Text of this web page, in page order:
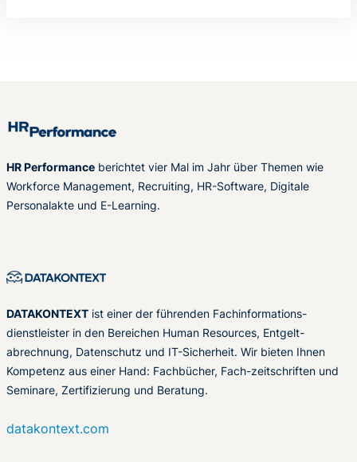
HR Performance berichtet vier Mal im Jahr über Themen wie
Workforce Management, Recruiting, HR-Software, Digitale
Personalakte und E-Learning.
DATAKONTEXT ist einer der führenden Fachinformations-
dienstleister in den Bereichen Human Resources, Entgelt-
abrechnung, Datenschutz und IT-Sicherheit. Wir bieten Ihnen
Kompetenz aus einer Hand: Fachbücher, Fach-zeitschriften und
Seminare, Zertifizierung und Beratung.
datakontext.com